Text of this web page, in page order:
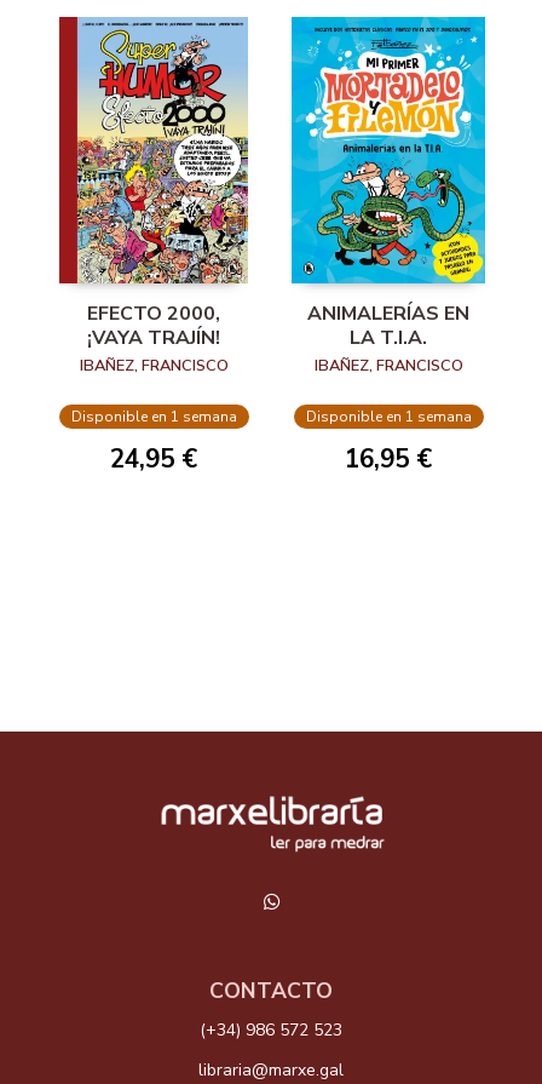
EFECTO 2000,
¡VAYA TRAJÍN!
IBAÑEZ, FRANCISCO
Disponible en 1 semana
24,95 €
ANIMALERÍAS EN
LA T.I.A.
IBAÑEZ, FRANCISCO
Disponible en 1 semana
16,95 €
CONTACTO
(+34) 986 572 523
libraria@marxe.gal